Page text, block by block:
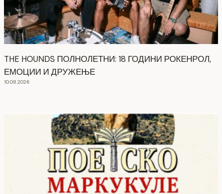
THE HOUNDS ПОЛНОЛЕТНИ: 18 ГОДИНИ РОКЕНРОЛ,
ЕМОЦИИ И ДРУЖЕЊЕ
10.08.2026